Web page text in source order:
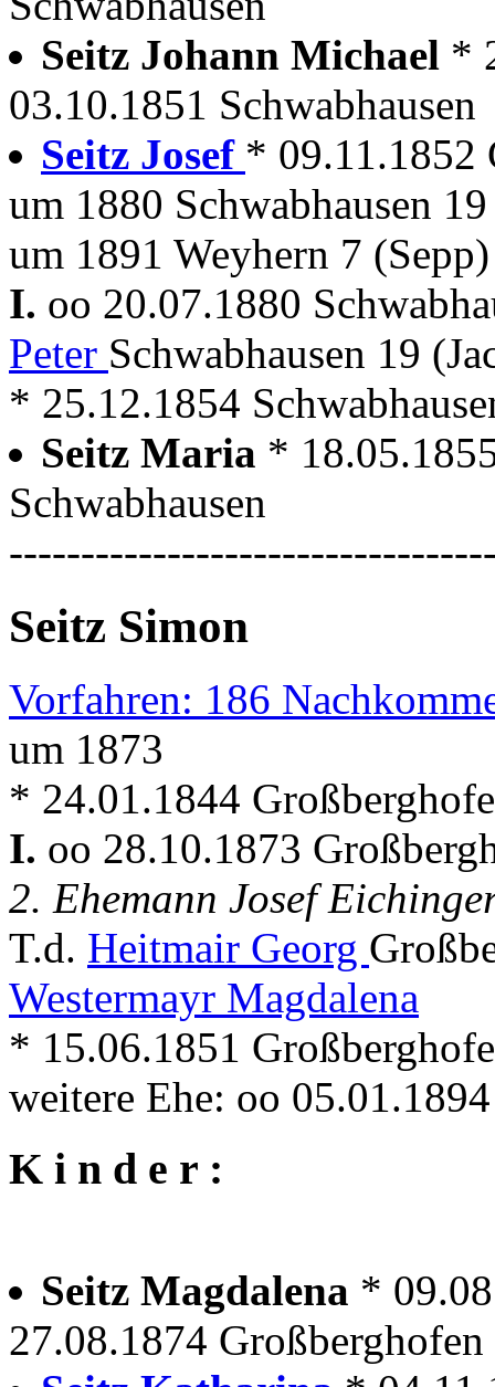
Seitz Johann Michael *
03.10.1851 Schwabhausen
Seitz Josef * 09.11.1852
um 1880 Schwabhausen
um 1891 Weyhern 7 (Sepp)
I. oo 20.07.1880
Peter Schwabhausen 19
* 25.12.1854
Seitz Maria *
Schwabhausen
Seitz Simon
Vorfahren: 186
um 1873
* 24.01.1844
I. oo 28.10.1873
2. Ehemann Josef
T.d. Heitmair Georg
Westermayr Magdalena
* 15.06.1851
weitere Ehe: oo
K i n d e r :
Seitz Magdalena *
27.08.1874 Großberghofen